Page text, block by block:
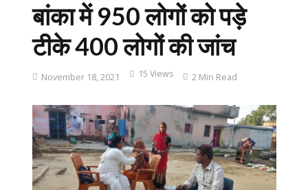
बांका में 950 लोगों को पड़े
टीके 400 लोगों की जांच
November 18, 2021 15 Views 2 Min Read